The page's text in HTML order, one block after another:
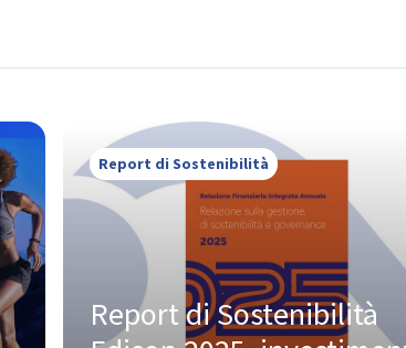
Report di Sostenibilità
Report di Sostenibilità